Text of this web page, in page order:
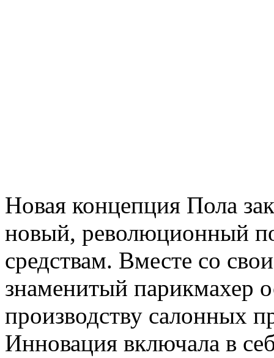
Новая концепция Пола
новый, революционный
средствам. Вместе со
знаменитый парикмахер
производству салонных
Инновация включала в